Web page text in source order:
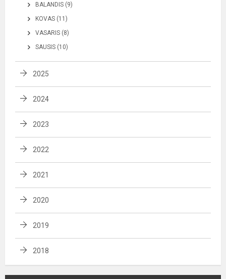
BALANDIS (9)
KOVAS (11)
VASARIS (8)
SAUSIS (10)
2025
2024
2023
2022
2021
2020
2019
2018